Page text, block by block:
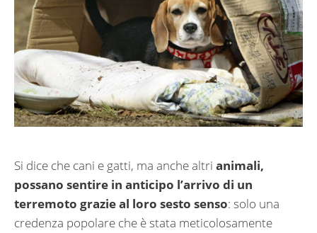
Si dice che cani e gatti, ma anche altri animali,
possano sentire in anticipo l’arrivo di un
terremoto grazie al loro sesto senso: solo una
credenza popolare che è stata meticolosamente